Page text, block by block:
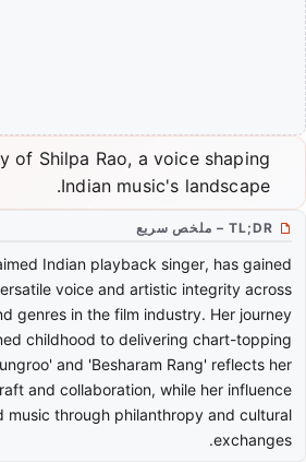
of Shilpa Rao, a voice shaping
Indian music's landscape.
TL;DR – ملخص سريع
Indian playback singer, has gained
voice and artistic integrity across
genres in the film industry. Her journey
childhood to delivering chart-topping
and 'Besharam Rang' reflects her
and collaboration, while her influence
music through philanthropy and cultural
exchanges.